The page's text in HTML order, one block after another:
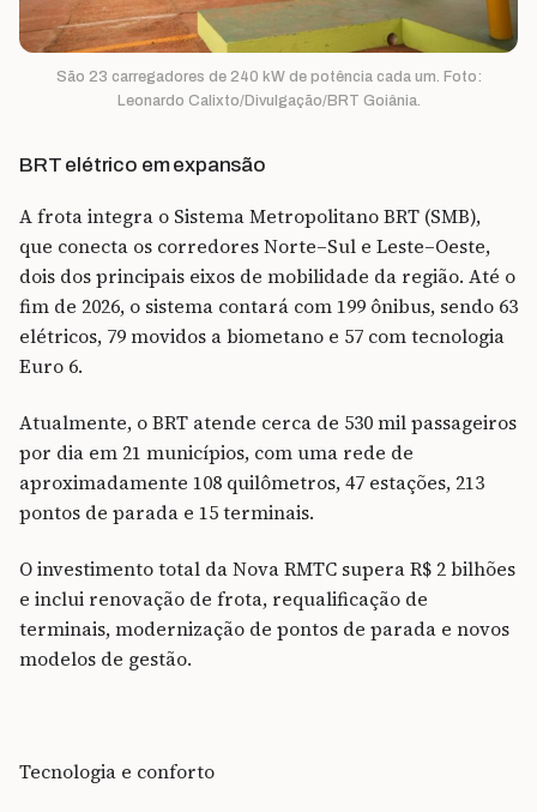
São 23 carregadores de 240 kW de potência cada um. Foto:
Leonardo Calixto/Divulgação/BRT Goiânia.
BRT elétrico em expansão
A frota integra o Sistema Metropolitano BRT (SMB),
que conecta os corredores Norte–Sul e Leste–Oeste,
dois dos principais eixos de mobilidade da região. Até o
fim de 2026, o sistema contará com 199 ônibus, sendo 63
elétricos, 79 movidos a biometano e 57 com tecnologia
Euro 6.
Atualmente, o BRT atende cerca de 530 mil passageiros
por dia em 21 municípios, com uma rede de
aproximadamente 108 quilômetros, 47 estações, 213
pontos de parada e 15 terminais.
O investimento total da Nova RMTC supera R$ 2 bilhões
e inclui renovação de frota, requalificação de
terminais, modernização de pontos de parada e novos
modelos de gestão.
Tecnologia e conforto